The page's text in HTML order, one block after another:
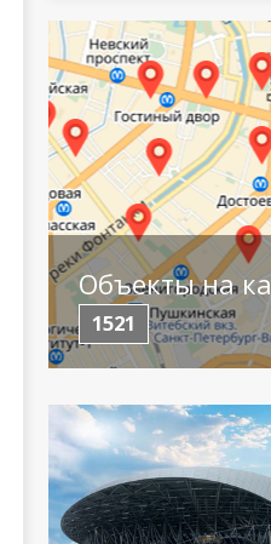
Объекты на
1521